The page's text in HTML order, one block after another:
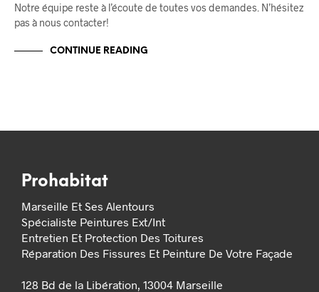
Notre équipe reste à l’écoute de toutes vos demandes. N’hésitez
pas à nous contacter!
CONTINUE READING
Prohabitat
Marseille Et Ses Alentours
Spécialiste Peintures Ext/Int
Entretien Et Protection Des Toitures
Réparation Des Fissures Et Peinture De Votre Façade
128 Bd de la Libération, 13004 Marseille